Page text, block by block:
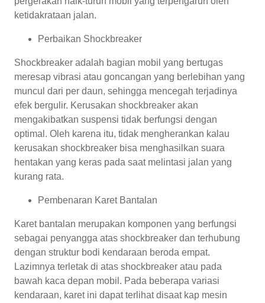
ketidakrataan jalan.
Perbaikan Shockbreaker
Shockbreaker adalah bagian mobil yang bertugas
meresap vibrasi atau goncangan yang berlebihan yang
muncul dari per daun, sehingga mencegah terjadinya
efek bergulir. Kerusakan shockbreaker akan
mengakibatkan suspensi tidak berfungsi dengan
optimal. Oleh karena itu, tidak mengherankan kalau
kerusakan shockbreaker bisa menghasilkan suara
hentakan yang keras pada saat melintasi jalan yang
kurang rata.
Pembenaran Karet Bantalan
Karet bantalan merupakan komponen yang berfungsi
sebagai penyangga atas shockbreaker dan terhubung
dengan struktur bodi kendaraan beroda empat.
Lazimnya terletak di atas shockbreaker atau pada
bawah kaca depan mobil. Pada beberapa variasi
kendaraan, karet ini dapat terlihat disaat kap mesin